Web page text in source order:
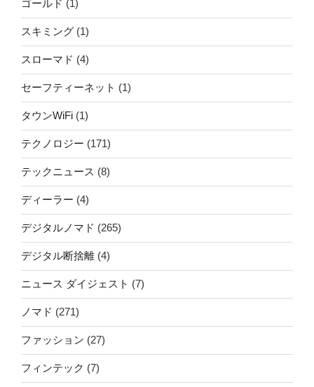
ゴールド (1)
スキミング (1)
スローマド (4)
セーフティーネット (1)
タウンWiFi (1)
テクノロジー (171)
テックニュース (8)
ディーラー (4)
デジタルノマド (265)
デジタル断捨離 (4)
ニュース ダイジェスト (7)
ノマド (271)
ファッション (27)
フィンテック (7)